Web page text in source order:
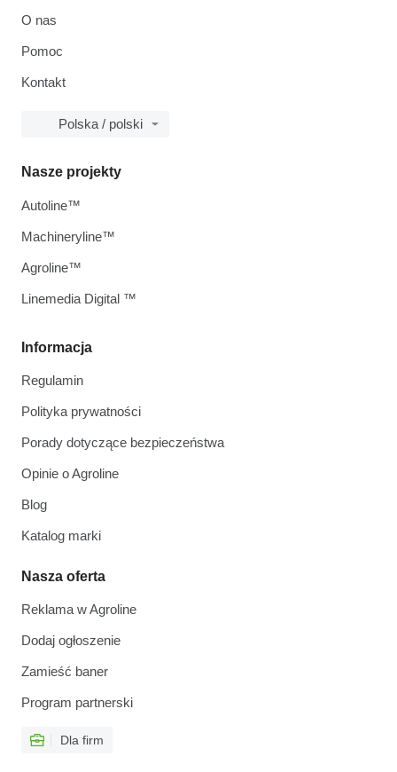
O nas
Pomoc
Kontakt
Polska / polski
Informacja
Regulamin
Polityka prywatności
Porady dotyczące bezpieczeństwa
Opinie o Agroline
Blog
Katalog marki
Nasza oferta
Reklama w Agroline
Dodaj ogłoszenie
Zamieść baner
Program partnerski
Dla firm
Nasze projekty
Autoline™
Machineryline™
Agroline™
Linemedia Digital ™